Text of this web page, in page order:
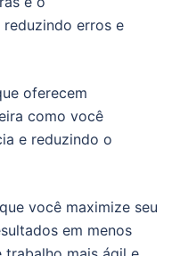
reduzindo erros e
oferecem
como você
e reduzindo o
você maximize seu
em menos